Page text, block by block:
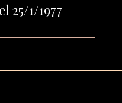
25/1/1977